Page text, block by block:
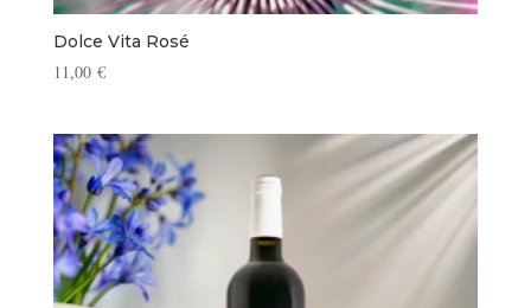
Dolce Vita Rosé
11,00 €